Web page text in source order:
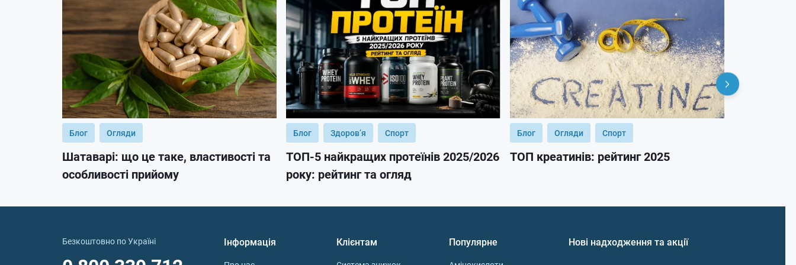
Блог Огляди
Шатаварі: що це таке, властивості та
особливості прийому
Блог Здоров’я Спорт
ТОП-5 найкращих протеїнів 2025/2026
року: рейтинг та огляд
Блог Огляди Спорт
ТОП креатинів: рейтинг 2025
Безкоштовно по Україні Інформація Клієнтам Популярне Нові надходження та акції